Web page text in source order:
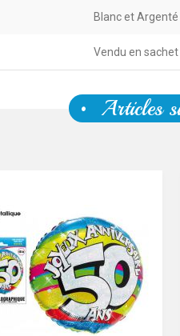
Blanc et Argenté
Vendu en
Articles